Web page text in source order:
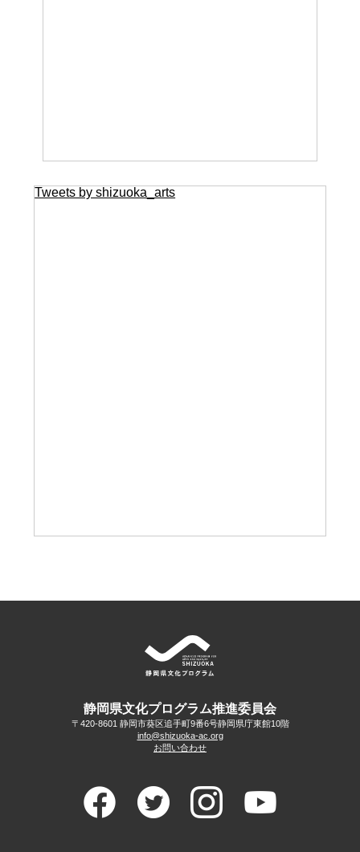
Tweets by shizuoka_arts
静岡県文化プログラム推進委員会
〒420-8601 静岡市葵区追手町9番6号静岡県庁東館10階
info@shizuoka-ac.org
お問い合わせ